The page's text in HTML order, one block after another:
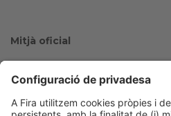
Mitjà oficial